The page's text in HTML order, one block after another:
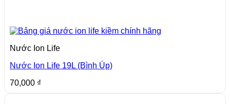
Nước Ion Life
Nước Ion Life 19L (Bình Úp)
70,000 ₫